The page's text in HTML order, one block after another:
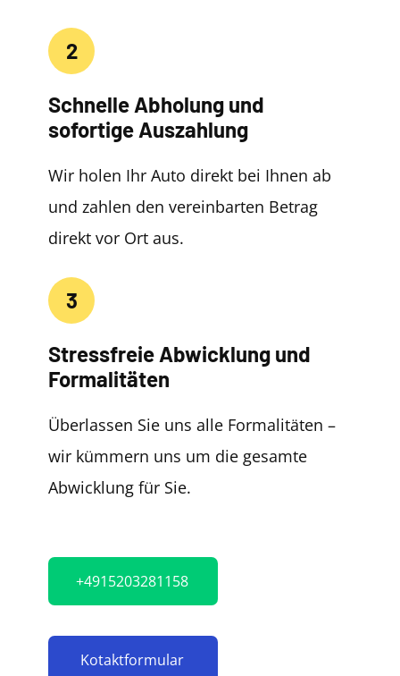
2
Schnelle Abholung und
sofortige Auszahlung
Wir holen Ihr Auto direkt bei Ihnen ab
und zahlen den vereinbarten Betrag
direkt vor Ort aus.
3
Stressfreie Abwicklung und
Formalitäten
Überlassen Sie uns alle Formalitäten –
wir kümmern uns um die gesamte
Abwicklung für Sie.
+4915203281158
Kotaktformular